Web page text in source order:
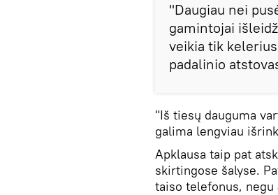
"Daugiau nei
gamintojai
veikia tik
padalinio
"Iš tiesų dauguma
galima lengviau
Apklausa taip pat
skirtingose šalyse.
taiso telefonus,